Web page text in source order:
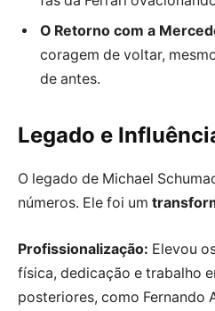
O Retorno com a
coragem de voltar,
de antes.
Legado e
O legado de Michael
números. Ele foi um
Profissionalização: Elevou
física, dedicação e trabalho
posteriores, como Fernando